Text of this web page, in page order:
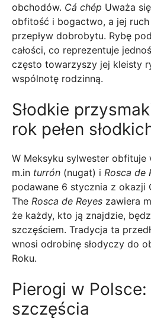
obchodów. Cá chép Uważa
obfitość i bogactwo, a jej
przepływ dobrobytu. Rybę
całości, co reprezentuje
często towarzyszy jej kleisty
wspólnotę rodzinną.
Słodkie
rok pełen
W Meksyku sylwester obfituje
m.in turrón (nugat) i Rosca de
podawane 6 stycznia z okazji
The Rosca de Reyes zawiera
że każdy, kto ją znajdzie,
szczęściem. Tradycja ta
wnosi odrobinę słodyczy do
Roku.
Pierogi w
szczęścia